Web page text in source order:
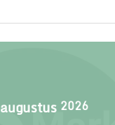
augustus 2026